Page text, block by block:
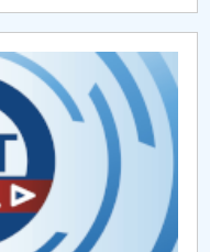
– UPB